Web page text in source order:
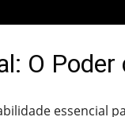
O
essencial